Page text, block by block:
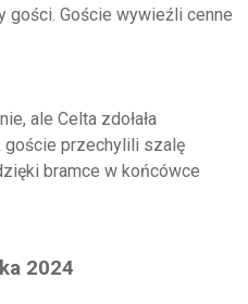
Goście wywieźli cenne
ale Celta zdołała
goście przechylili szalę
bramce w końcówce
2024